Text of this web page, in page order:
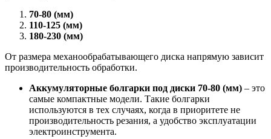
70-80 (мм)
110-125 (мм)
180-230 (мм)
От размера механообрабатывающего диска напрямую зависит
производительность обработки.
Аккумуляторные болгарки под диски 70-80 (мм) – это
самые компактные модели. Такие болгарки
используются в тех случаях, когда в приоритете не
производительность резания, а удобство эксплуатации
электроинструмента.